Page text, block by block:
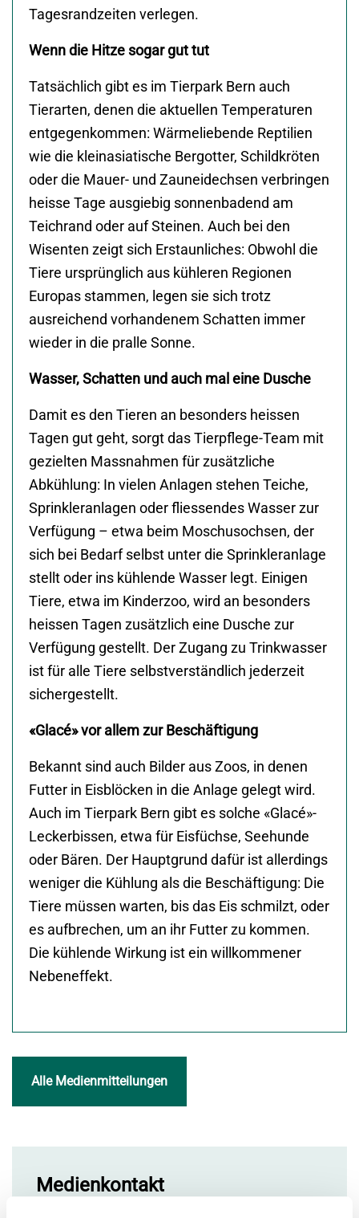
Tagesrandzeiten verlegen.
Wenn die Hitze sogar gut tut
Tatsächlich gibt es im Tierpark Bern auch
Tierarten, denen die aktuellen Temperaturen
entgegenkommen: Wärmeliebende Reptilien
wie die kleinasiatische Bergotter, Schildkröten
oder die Mauer- und Zauneidechsen verbringen
heisse Tage ausgiebig sonnenbadend am
Teichrand oder auf Steinen. Auch bei den
Wisenten zeigt sich Erstaunliches: Obwohl die
Tiere ursprünglich aus kühleren Regionen
Europas stammen, legen sie sich trotz
ausreichend vorhandenem Schatten immer
wieder in die pralle Sonne.
Wasser, Schatten und auch mal eine Dusche
Damit es den Tieren an besonders heissen
Tagen gut geht, sorgt das Tierpflege-Team mit
gezielten Massnahmen für zusätzliche
Abkühlung: In vielen Anlagen stehen Teiche,
Sprinkleranlagen oder fliessendes Wasser zur
Verfügung – etwa beim Moschusochsen, der
sich bei Bedarf selbst unter die Sprinkleranlage
stellt oder ins kühlende Wasser legt. Einigen
Tiere, etwa im Kinderzoo, wird an besonders
heissen Tagen zusätzlich eine Dusche zur
Verfügung gestellt. Der Zugang zu Trinkwasser
ist für alle Tiere selbstverständlich jederzeit
sichergestellt.
«Glacé» vor allem zur Beschäftigung
Bekannt sind auch Bilder aus Zoos, in denen
Futter in Eisblöcken in die Anlage gelegt wird.
Auch im Tierpark Bern gibt es solche «Glacé»-
Leckerbissen, etwa für Eisfüchse, Seehunde
oder Bären. Der Hauptgrund dafür ist allerdings
weniger die Kühlung als die Beschäftigung: Die
Tiere müssen warten, bis das Eis schmilzt, oder
es aufbrechen, um an ihr Futter zu kommen.
Die kühlende Wirkung ist ein willkommener
Nebeneffekt.
Alle Medienmitteilungen
Medienkontakt